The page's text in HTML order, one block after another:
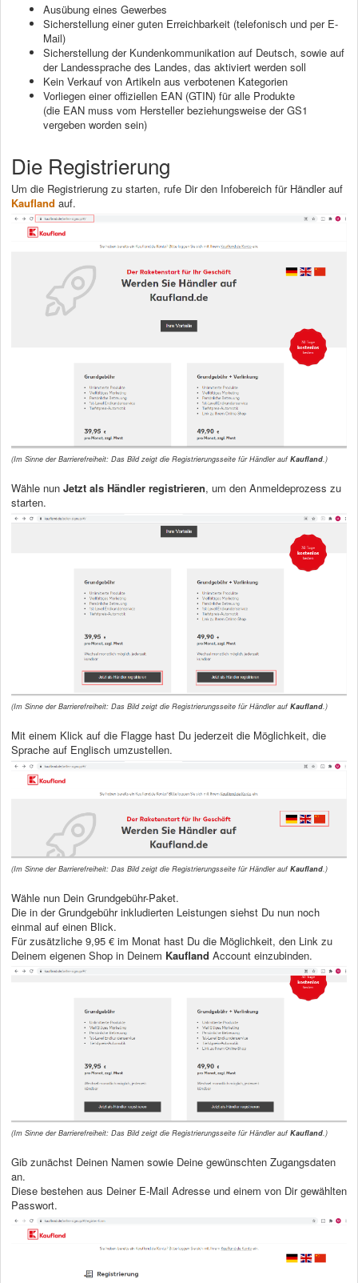
Ausübung eines Gewerbes
Sicherstellung einer guten Erreichbarkeit (telefonisch und per E-
Mail)
Sicherstellung der Kundenkommunikation auf Deutsch, sowie auf
der Landessprache des Landes, das aktiviert werden soll
Kein Verkauf von Artikeln aus verbotenen Kategorien
Vorliegen einer offiziellen EAN (GTIN) für alle Produkte
(die EAN muss vom Hersteller beziehungsweise der GS1
vergeben worden sein)
Die Registrierung
Um die Registrierung zu starten, rufe Dir den Infobereich für Händler auf
Kaufland auf.
(Im Sinne der Barrierefreiheit: Das Bild zeigt die Registrierungsseite für Händler aufKaufland.)
Wähle nun Jetzt als Händler registrieren, um den Anmeldeprozess zu
starten.
(Im Sinne der Barrierefreiheit: Das Bild zeigt die Registrierungsseite für Händler aufKaufland.)
Mit einem Klick auf die Flagge hast Du jederzeit die Möglichkeit, die
Sprache auf Englisch umzustellen.
(Im Sinne der Barrierefreiheit: Das Bild zeigt die Registrierungsseite für Händler aufKaufland.)
Wähle nun Dein Grundgebühr-Paket.
Die in der Grundgebühr inkludierten Leistungen siehst Du nun noch
einmal auf einen Blick.
Für zusätzliche 9,95 € im Monat hast Du die Möglichkeit, den Link zu
Deinem eigenen Shop in Deinem Kaufland Account einzubinden.
(Im Sinne der Barrierefreiheit: Das Bild zeigt die Registrierungsseite für Händler aufKaufland.)
Gib zunächst Deinen Namen sowie Deine gewünschten Zugangsdaten
an.
Diese bestehen aus Deiner E-Mail Adresse und einem von Dir gewählten
Passwort.